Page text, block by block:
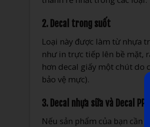
2. Decal trong suốt
Loại này được làm từ nhựa
như in trực tiếp lên bề mặt,
hơn decal giấy một chút do
bảo vệ mực).
3. Decal nhựa sữa và Decal PP
Nếu sản phẩm của bạn cần